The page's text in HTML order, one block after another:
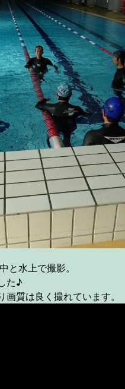
と水上で撮影。
た♪
質は良く撮れています。